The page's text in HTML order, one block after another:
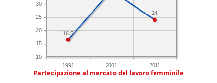
1991 2001 2011
10
15
20
25
30
24
16.5
Partecipazione al mercato del lavoro femminile